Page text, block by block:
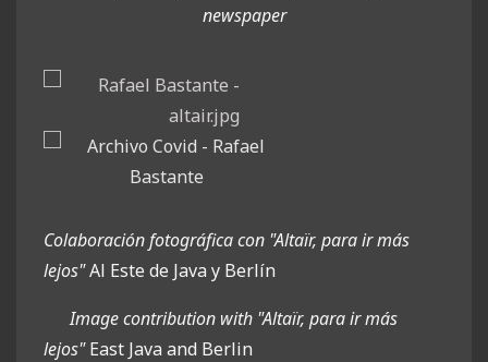
newspaper
Colaboración fotográfica con "Altaïr, para ir más
lejos"Al Este de Java y Berlín
Image contribution with "Altaïr, para ir más
lejos"East Java and Berlin